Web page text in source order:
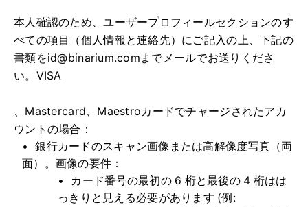
本人確認のため、ユーザープロフィールセクションのす
べての項目（個人情報と連絡先）にご記入の上、下記の
書類をid@binarium.com までメールでお送りくださ
い。VISA
、Mastercard、Maestroカードでチャージされたアカ
ウントの場合：
銀行カードのスキャン画像または高解像度写真（両
面）。画像の要件：
カード番号の最初の 6 桁と最後の 4 桁はは
っきりと見える必要があります (例: